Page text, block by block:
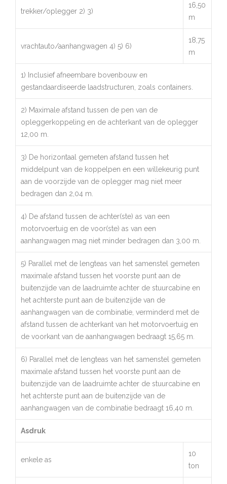
trekker/oplegger 2) 3)
16,50
m
vrachtauto/aanhangwagen 4) 5) 6)
18,75
m
1) Inclusief afneembare bovenbouw en
gestandaardiseerde laadstructuren, zoals containers.
2) Maximale afstand tussen de pen van de
opleggerkoppeling en de achterkant van de oplegger
12,00 m.
3) De horizontaal gemeten afstand tussen het
middelpunt van de koppelpen en een willekeurig punt
aan de voorzijde van de oplegger mag niet meer
bedragen dan 2,04 m.
4) De afstand tussen de achter(ste) as van een
motorvoertuig en de voor(ste) as van een
aanhangwagen mag niet minder bedragen dan 3,00 m.
5) Parallel met de lengteas van het samenstel gemeten
maximale afstand tussen het voorste punt aan de
buitenzijde van de laadruimte achter de stuurcabine en
het achterste punt aan de buitenzijde van de
aanhangwagen van de combinatie, verminderd met de
afstand tussen de achterkant van het motorvoertuig en
de voorkant van de aanhangwagen bedraagt 15,65 m.
6) Parallel met de lengteas van het samenstel gemeten
maximale afstand tussen het voorste punt aan de
buitenzijde van de laadruimte achter de stuurcabine en
het achterste punt aan de buitenzijde van de
aanhangwagen van de combinatie bedraagt 16,40 m.
Asdruk
enkele as
10
ton